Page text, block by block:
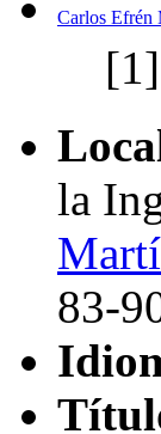
Carlos Efrén
[1]
la
83-